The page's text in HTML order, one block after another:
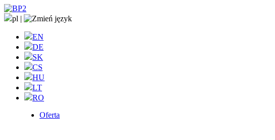
pl |
EN
DE
SK
CS
HU
LT
RO
Oferta